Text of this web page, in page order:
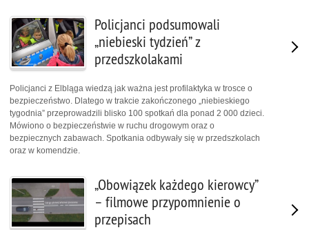
Policjanci podsumowali
„niebieski tydzień” z
przedszkolakami
Policjanci z Elbląga wiedzą jak ważna jest profilaktyka w trosce o
bezpieczeństwo. Dlatego w trakcie zakończonego „niebieskiego
tygodnia” przeprowadzili blisko 100 spotkań dla ponad 2 000 dzieci.
Mówiono o bezpieczeństwie w ruchu drogowym oraz o
bezpiecznych zabawach. Spotkania odbywały się w przedszkolach
oraz w komendzie.
„Obowiązek każdego kierowcy”
– filmowe przypomnienie o
przepisach